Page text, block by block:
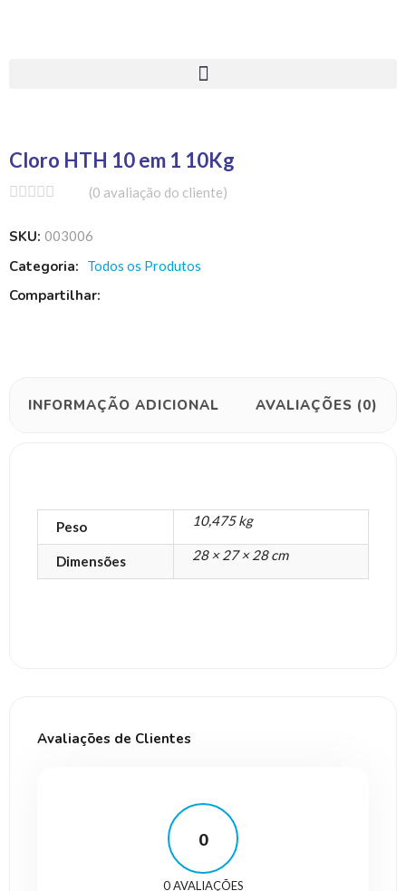
Cloro HTH 10 em 1 10Kg
(0 avaliação do cliente)
SKU: 003006
Categoria: Todos os Produtos
Compartilhar:
INFORMAÇÃO ADICIONAL AVALIAÇÕES (0)
Peso 10,475 kg
Dimensões 28 × 27 × 28 cm
Avaliações de Clientes
0
0 AVALIAÇÕES